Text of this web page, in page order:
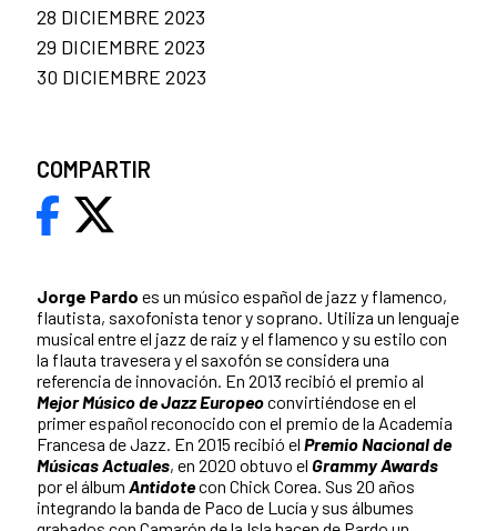
Jorge Pardo es un músico español de jazz y flamenco,
flautista, saxofonista tenor y soprano. Utiliza un lenguaje
musical entre el jazz de raíz y el flamenco y su estilo con
la flauta travesera y el saxofón se considera una
referencia de innovación. En 2013 recibió el premio al
Mejor Músico de Jazz Europeoconvirtiéndose en el
primer español reconocido con el premio de la Academia
Francesa de Jazz. En 2015 recibió el Premio Nacional de
Músicas Actuales, en 2020 obtuvo el Grammy Awards
por el álbum Antidotecon Chick Corea. Sus 20 años
integrando la banda de Paco de Lucía y sus álbumes
28 DICIEMBRE 2023
29 DICIEMBRE 2023
30 DICIEMBRE 2023
COMPARTIR